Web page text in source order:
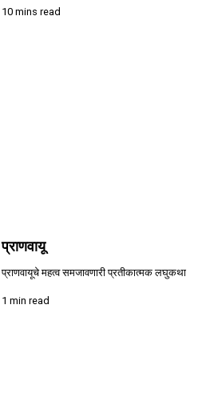
10 mins read
प्राणवायू
प्राणवायूचे महत्व समजावणारी प्रतीकात्मक लघुकथा
1 min read